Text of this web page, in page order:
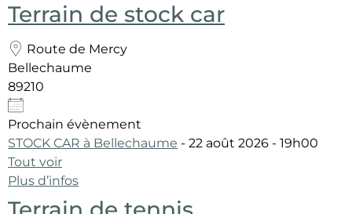
Terrain de stock car
Route de Mercy
Bellechaume
89210
Prochain évènement
STOCK CAR à Bellechaume - 22 août 2026 - 19h00
Tout voir
Plus d’infos